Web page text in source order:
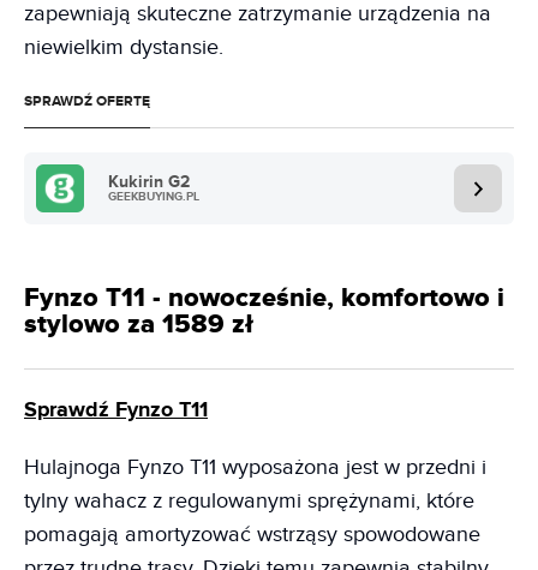
zapewniają skuteczne zatrzymanie urządzenia na
niewielkim dystansie.
SPRAWDŹ OFERTĘ
Kukirin G2
GEEKBUYING.PL
Fynzo T11 - nowocześnie, komfortowo i
stylowo za 1589 zł
Sprawdź Fynzo T11
Hulajnoga Fynzo T11 wyposażona jest w przedni i
tylny wahacz z regulowanymi sprężynami, które
pomagają amortyzować wstrząsy spowodowane